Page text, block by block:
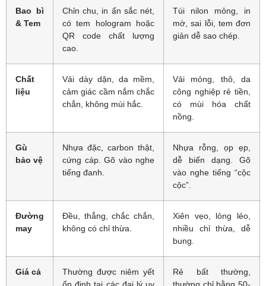
Bao bì
& Tem
Chỉn chu, in ấn sắc nét,
có tem hologram hoặc
QR code chất lượng
cao.
Túi nilon mỏng, in
mờ, sai lỗi, tem đơn
giản dễ sao chép.
Chất
liệu
Vải dày dặn, da mềm,
cảm giác cầm nắm chắc
chắn, không mùi hắc.
Vải mỏng, thô, da
công nghiệp rẻ tiền,
có mùi hóa chất
nồng.
Gù
bảo vệ
Nhựa đặc, carbon thật,
cứng cáp. Gõ vào nghe
tiếng đanh.
Nhựa rỗng, ọp ẹp,
dễ biến dạng. Gõ
vào nghe tiếng “cộc
cộc”.
Đường
may
Đều, thẳng, chắc chắn,
không có chỉ thừa.
Xiên vẹo, lỏng lẻo,
nhiều chỉ thừa, dễ
bung.
Giá cả
Thường được niêm yết
ổn định tại các đại lý uy
Rẻ bất thường,
thường chỉ bằng 50-